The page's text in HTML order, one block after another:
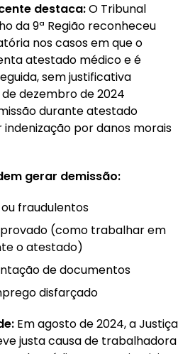
destaca:O Tribunal
da 9ª Região reconheceu
nos casos em que o
atestado médico e é
sem justificativa
dezembro de 2024
durante atestado
por danos morais
gerar demissão:
fraudulentos
(como trabalhar em
o atestado)
de documentos
disfarçado
Em agosto de 2024, a Justiça
justa causa de trabalhadora